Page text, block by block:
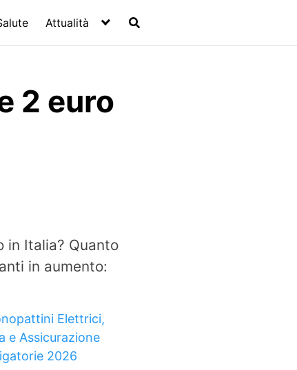
Attualità
2 euro
in Italia? Quanto
in aumento:
Elettrici,
e Assicurazione
2026